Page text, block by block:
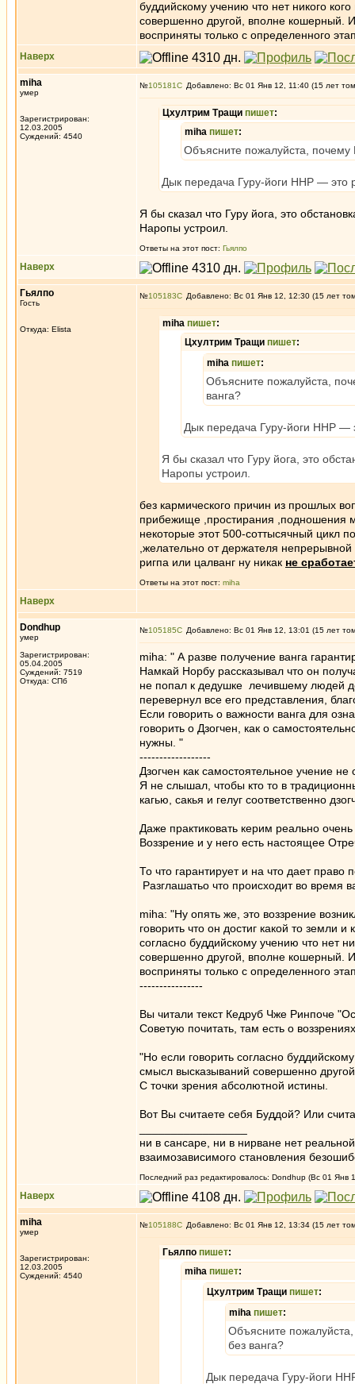
буддийскому учению что нет никого
совершенно другой, вполне кошерный. И
восприняты только с определенного
Наверх
miha
умер
Зарегистрирован:
12.03.2005
Суждений: 4540
№105181 Добавлено: Вс 01 Янв 12, 11:40 (15 лет
Цхултрим Тращи пишет:
miha пишет:
Объясните пожалуйста,
Дык передача Гуру-йоги ННР — это
Я бы сказал что Гуру йога, это
Наропы устроил.
Ответы на этот пост: Гьялпо
Наверх
Гьялпо
Гость
Откуда: Elista
№105183 Добавлено: Вс 01 Янв 12, 12:30 (15 лет
miha пишет:
Цхултрим Тращи пишет:
miha пишет:
Объясните пожалуйста,
ванга?
Дык передача Гуру-йоги ННР —
Я бы сказал что Гуру йога, это
Наропы устроил.
без кармического причин из прошлых
прибежище ,простирания ,подношения
некоторые этот 500-соттысячный цикл
,желательно от держателя
ригпа или цалванг ну никак не
Ответы на этот пост: miha
Наверх
Dondhup
умер
Зарегистрирован:
05.04.2005
Суждений: 7519
Откуда: СПб
№105185 Добавлено: Вс 01 Янв 12, 13:01 (15 лет
miha: " А разве получение ванга
Намкай Норбу рассказывал что он
не попал к дедушке лечившему людей
перевернул все его представления,
Если говорить о важности ванга для
говорить о Дзогчен, как о
нужны. "
------------------
Дзогчен как самостоятельное учение
Я не слышал, чтобы кто то в
кагью, сакья и гелуг соответственно
Даже практиковать керим реально
Воззрение и у него есть настоящее
То что гарантирует и на что дает
Разглашатьо что происходит во время
miha: "Ну опять же, это воззрение
говорить что он достиг какой то земли
согласно буддийскому учению что нет
совершенно другой, вполне кошерный. И
восприняты только с определенного
----------------
Вы читали текст Кедруб Чже Ринпоче
Советую почитать, там есть о
"Но если говорить согласно
смысл высказываний совершенно
С точки зрения абсолютной истины.
Вот Вы считаете себя Буддой? Или
ни в сансаре, ни в нирване нет
взаимозависимого становления
Последний раз редактировалось: Dondhup (Вс 01 Янв
Наверх
miha
умер
Зарегистрирован:
12.03.2005
Суждений: 4540
№105188 Добавлено: Вс 01 Янв 12, 13:34 (15 лет
Гьялпо пишет:
miha пишет:
Цхултрим Тращи пишет:
miha пишет:
Объясните
без ванга?
Дык передача Гуру-йоги